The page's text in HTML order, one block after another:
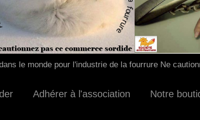
le monde pour l'industrie de la fourrure Ne
Adhérer à l'association Notre